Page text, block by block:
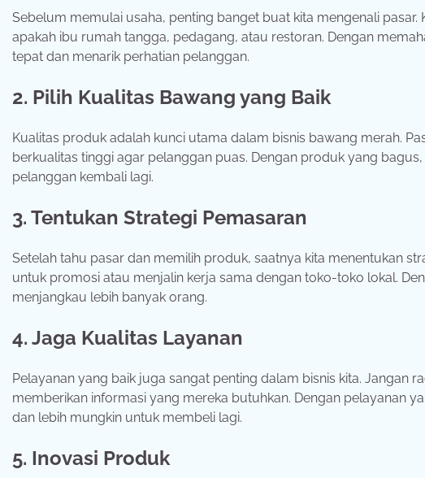
Sebelum memulai usaha, penting banget buat kita mengenali
apakah ibu rumah tangga, pedagang, atau restoran. Dengan
tepat dan menarik perhatian pelanggan.
2. Pilih Kualitas Bawang yang Baik
Kualitas produk adalah kunci utama dalam bisnis bawang merah.
berkualitas tinggi agar pelanggan puas. Dengan produk yang
pelanggan kembali lagi.
3. Tentukan Strategi Pemasaran
Setelah tahu pasar dan memilih produk, saatnya kita menentukan
untuk promosi atau menjalin kerja sama dengan toko-toko lokal.
menjangkau lebih banyak orang.
4. Jaga Kualitas Layanan
Pelayanan yang baik juga sangat penting dalam bisnis kita. Jangan
memberikan informasi yang mereka butuhkan. Dengan pelayanan
dan lebih mungkin untuk membeli lagi.
5. Inovasi Produk